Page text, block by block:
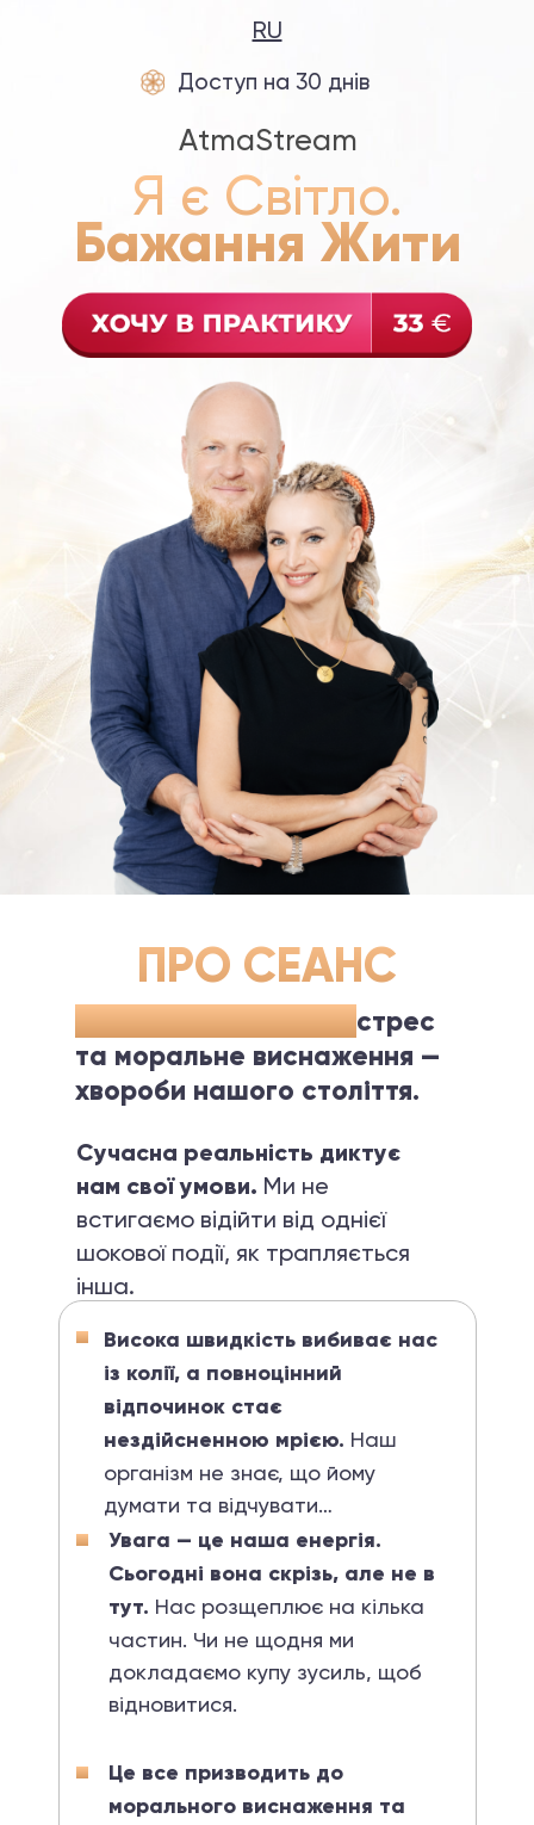
AtmaStream
Я є Світло.
Бажання Жити
Доступ на 30 днів
RU
ПРО СЕАНС
Емоційне вигорання,стрес
та моральне виснаження —
хвороби нашого століття.
Висока швидкість вибиває нас
із колії, а повноцінний
відпочинок стає
нездійсненною мрією. Наш
організм не знає, що йому
думати та відчувати…
Увага — це наша енергія.
Сьогодні вона скрізь, але не в
тут. Нас розщеплює на кілька
частин. Чи не щодня ми
докладаємо купу зусиль, щоб
відновитися.
Це все призводить до
морального виснаження та
Сучасна реальність диктує
нам свої умови. Ми не
встигаємо відійти від однієї
шокової події, як трапляється
інша.